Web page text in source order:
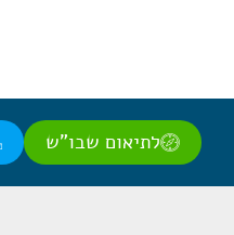
לתיאום שבו"ש